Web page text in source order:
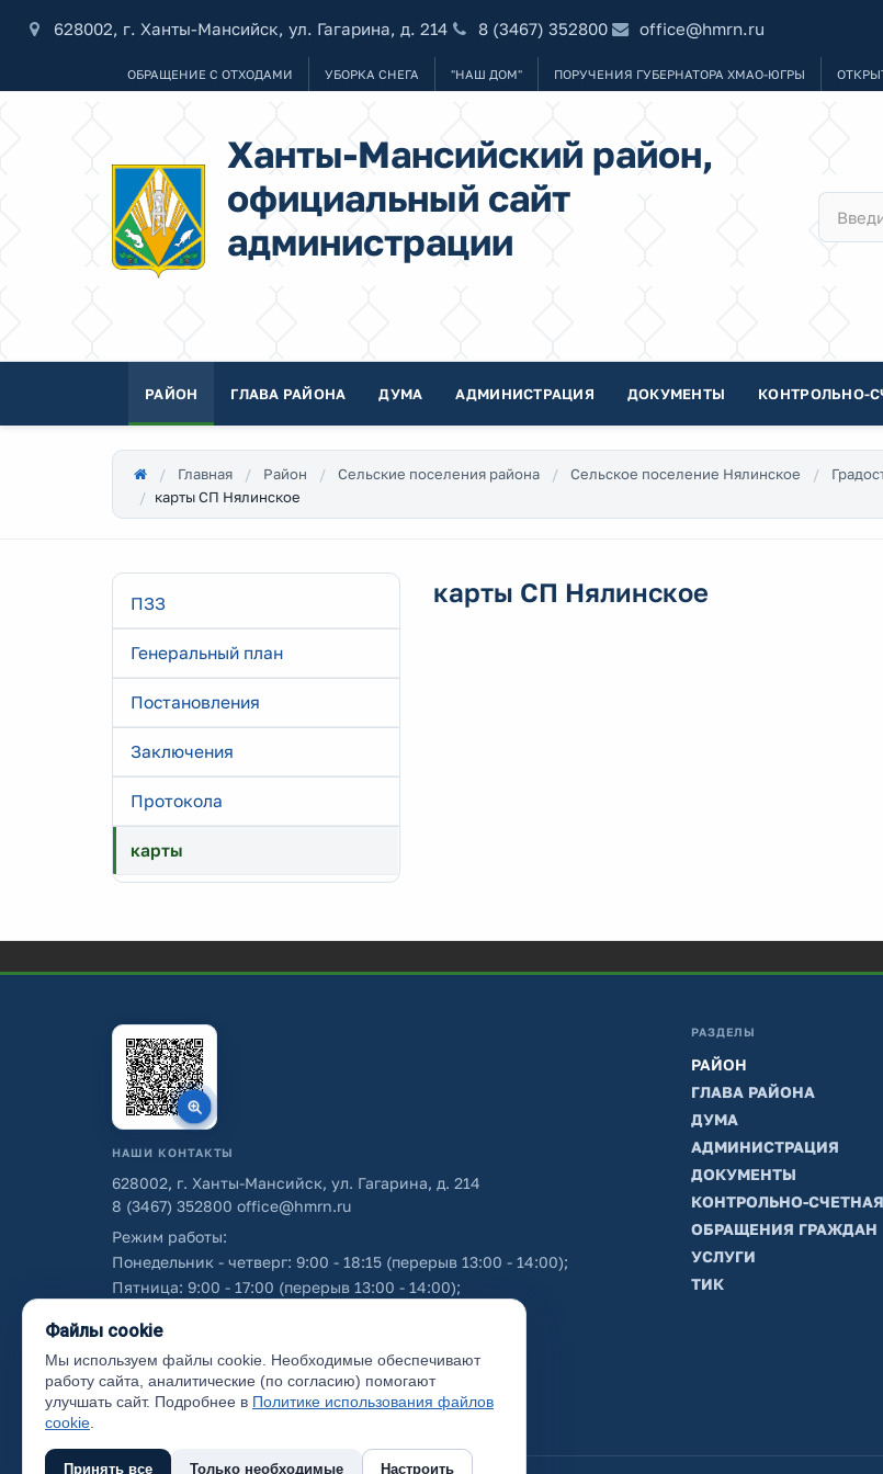
628002, г. Ханты-Мансийск, ул. Гагарина, д. 214 8 (3467) 352800 office@hmrn.ru
ОБРАЩЕНИЕ С ОТХОДАМИ УБОРКА СНЕГА "НАШ ДОМ" ПОРУЧЕНИЯ ГУБЕРНАТОРА ХМАО-ЮГРЫ
Ханты-Мансийский район,
официальный сайт
администрации
РАЙОН ГЛАВА РАЙОНА ДУМА АДМИНИСТРАЦИЯ ДОКУМЕНТЫ КОНТРОЛЬНО-
Главная Район Сельские поселения района Сельское поселение Нялинское
карты СП Нялинское
ПЗЗ
Генеральный план
Постановления
Заключения
Протокола
карты
карты СП Нялинское
НАШИ КОНТАКТЫ
628002, г. Ханты-Мансийск, ул. Гагарина, д. 214
8 (3467) 352800 office@hmrn.ru
Режим работы:
Понедельник - четверг: 9:00 - 18:15 (перерыв 13:00 - 14:00);
Пятница: 9:00 - 17:00 (перерыв 13:00 - 14:00);
Об использовании персональных данных
РАЗДЕЛЫ
РАЙОН
ГЛАВА РАЙОНА
ДУМА
АДМИНИСТРАЦИЯ
ДОКУМЕНТЫ
КОНТРОЛЬНО-
ОБРАЩЕНИЯ ГРАЖДАН
УСЛУГИ
ТИК
Файлы cookie
Мы используем файлы cookie. Необходимые обеспечивают
работу сайта, аналитические (по согласию) помогают
улучшать сайт. Подробнее в Политике использования файлов
cookie
Принять все Только необходимые Настроить